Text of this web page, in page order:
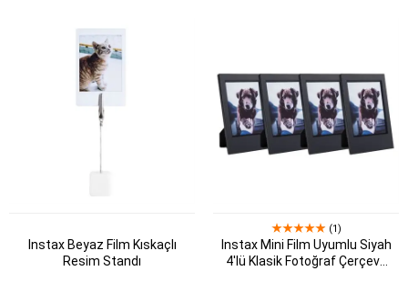
Instax Beyaz Film Kıskaçlı
Resim Standı
(1)
Instax Mini Film Uyumlu Siyah
4'lü Klasik Fotoğraf Çerçeve